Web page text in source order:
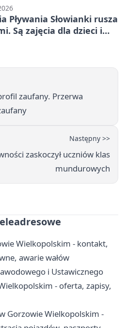
Pływania Słowianki rusza
Są zajęcia dla dzieci i
zaufany. Przerwa
Następny >>
zaskoczył uczniów klas
mundurowych
Wielkopolskim - kontakt,
awarie wałów
i Ustawicznego
- oferta, zapisy,
Gorzowie Wielkopolskim -